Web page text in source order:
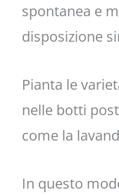
spontanea e
disposizione
Pianta le
nelle botti
come la
In questo